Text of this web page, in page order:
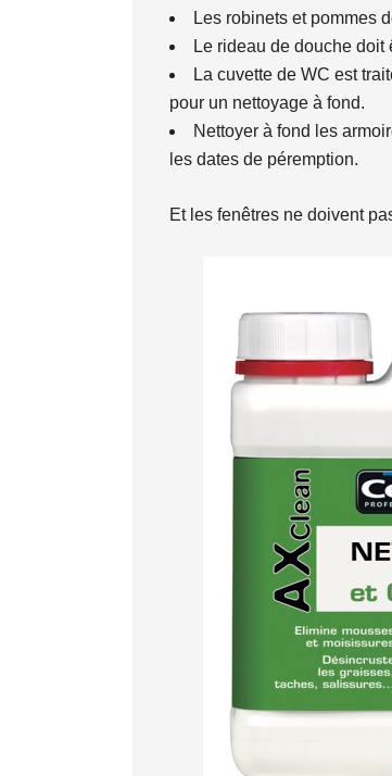
Les robinets et pommes
Le rideau de douche
La cuvette de WC est
pour un nettoyage à fond.
Nettoyer à fond les
les dates de péremption.
Et les fenêtres ne doivent